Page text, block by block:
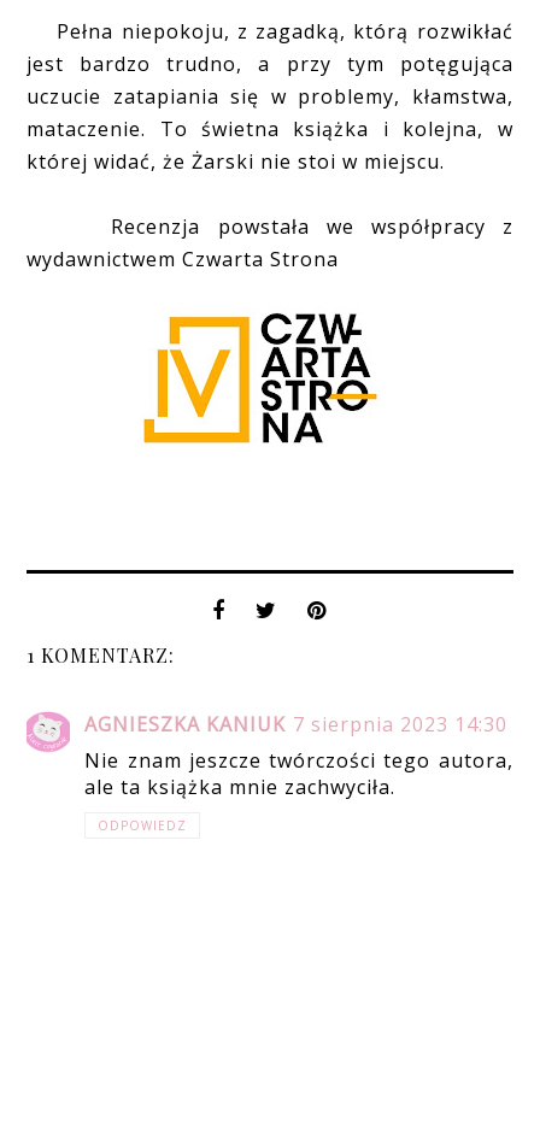
Pełna niepokoju, z zagadką, którą rozwikłać
jest bardzo trudno, a przy tym potęgująca
uczucie zatapiania się w problemy, kłamstwa,
mataczenie. To świetna książka i kolejna, w
której widać, że Żarski nie stoi w miejscu.
Recenzja powstała we współpracy z
wydawnictwem Czwarta Strona
1 KOMENTARZ:
AGNIESZKA KANIUK 7 sierpnia 2023 14:30
Nie znam jeszcze twórczości tego autora,
ale ta książka mnie zachwyciła.
ODPOWIEDZ